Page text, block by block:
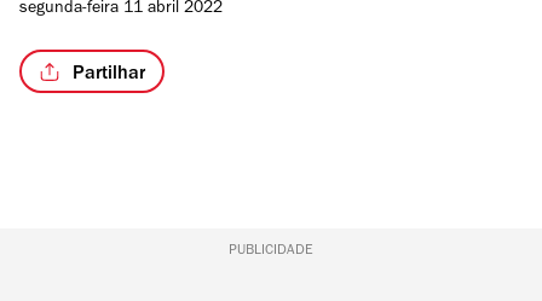
segunda-feira 11 abril 2022
Partilhar
PUBLICIDADE